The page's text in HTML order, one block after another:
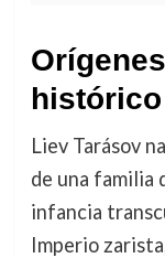
histórico
Liev Tarásov
de una familia
infancia
Imperio